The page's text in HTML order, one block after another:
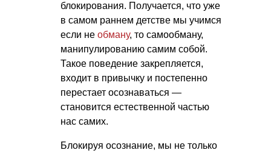
блокирования. Получается, что уже
в самом раннем детстве мы учимся
если не обману, то самообману,
манипулированию самим собой.
Такое поведение закрепляется,
входит в привычку и постепенно
перестает осознаваться —
становится естественной частью
нас самих.
Блокируя осознание, мы не только